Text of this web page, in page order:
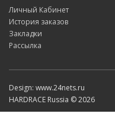
Личный Кабинет
История заказов
Закладки
Рассылка
Design: www.24nets.ru
HARDRACE Russia © 2026